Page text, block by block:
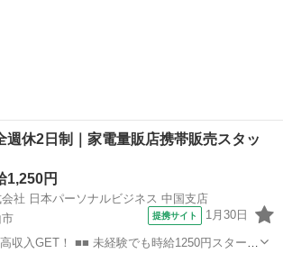
週休2日制｜家電量販店携帯販売スタッ
1,250円
社 日本パーソナルビジネス 中国支店
提携サイト 1月30日
収入GET！ ■■ 未経験でも時給1250円スタート